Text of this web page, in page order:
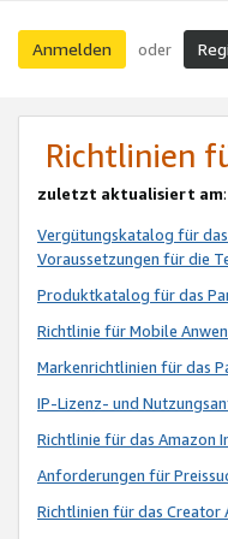
Anmelden oder
Richtlinien
zuletzt aktualisiert am
Vergütungskatalog für
Voraussetzungen für die
Produktkatalog für das
Richtlinie für Mobile
Markenrichtlinien für das
IP-Lizenz- und
Richtlinie für das Amazon
Anforderungen für
Richtlinien für das Creator